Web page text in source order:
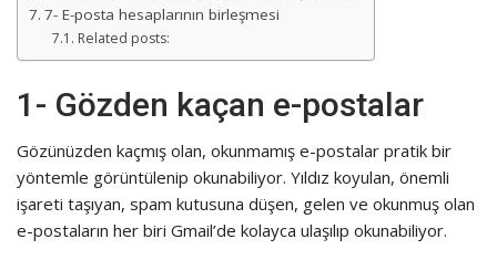
7- E-posta hesaplarının birleşmesi
Related posts:
1- Gözden kaçan e-postalar
Gözünüzden kaçmış olan, okunmamış e-postalar pratik bir
yöntemle görüntülenip okunabiliyor. Yıldız koyulan, önemli
işareti taşıyan, spam kutusuna düşen, gelen ve okunmuş olan
e-postaların her biri Gmail’de kolayca ulaşılıp okunabiliyor.